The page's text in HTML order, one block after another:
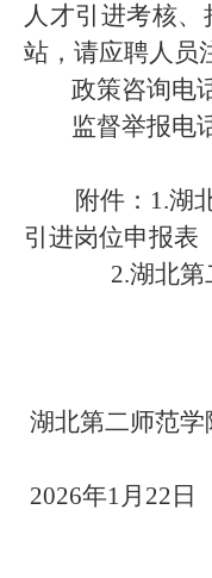
人才引进考核
站，请应聘人员
政策咨询电
监督举报电
附件： 1.湖
引进岗位申报表
2.湖北第
湖北第二师范学
2026年1月 22 日